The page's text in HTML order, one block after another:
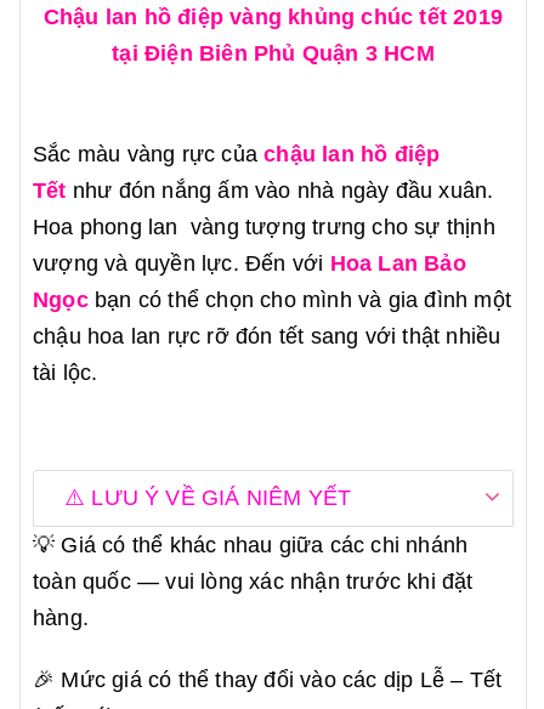
Chậu lan hồ điệp vàng khủng chúc tết 2019
tại Điện Biên Phủ Quận 3 HCM
Sắc màu vàng rực củachậu lan hồ điệp
Tết như đón nắng ấm vào nhà ngày đầu xuân.
Hoa phong lan vàng tượng trưng cho sự thịnh
vượng và quyền lực. Đến với Hoa Lan Bảo
Ngọcbạn có thể chọn cho mình và gia đình một
chậu hoa lan rực rỡ đón tết sang với thật nhiều
tài lộc.
⚠️ LƯU Ý VỀ GIÁ NIÊM YẾT
💡 Giá có thể khác nhau giữa các chi nhánh
toàn quốc — vui lòng xác nhận trước khi đặt
hàng.
🎉 Mức giá có thể thay đổi vào các dịp Lễ – Tết